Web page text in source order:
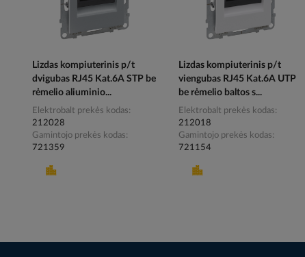
Lizdas kompiuterinis p/t
dvigubas RJ45 Kat.6A STP be
rėmelio aliuminio...
Elektrobalt prekės kodas
212028
Gamintojo prekės kodas
721359
Lizdas kompiuterinis p/t
viengubas RJ45 Kat.6A UTP
be rėmelio baltos s...
Elektrobalt prekės kodas
212018
Gamintojo prekės kodas
721154